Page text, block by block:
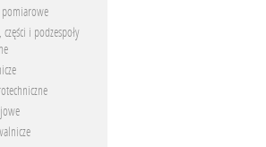
pomiarowe
części i podzespoły